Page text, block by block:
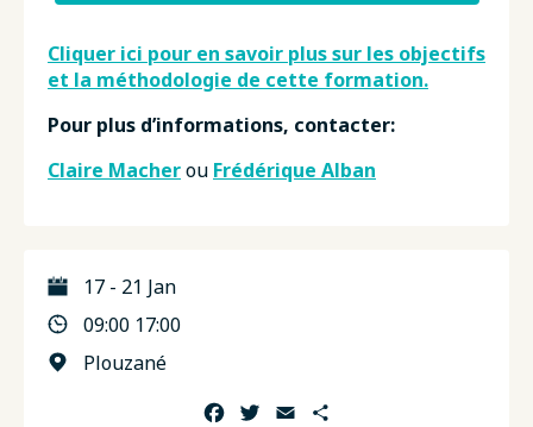
Cliquer ici pour en savoir plus sur les objectifs
et la méthodologie de cette formation.
Pour plus d’informations, contacter:
Claire Macherou Frédérique Alban
17 - 21 Jan
09:00 17:00
Plouzané
Facebook
TwitterEmailPartager